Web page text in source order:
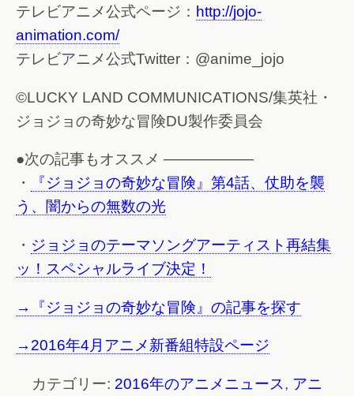
テレビアニメ公式ページ： http://jojo-
animation.com/
テレビアニメ公式Twitter：@anime_jojo
©LUCKY LAND COMMUNICATIONS/集英社・
ジョジョの奇妙な冒険DU製作委員会
●次の記事もオススメ ——————
・
『ジョジョの奇妙な冒険』第4話、仗助を襲
う、闇からの無数の光
・ ジョジョのテーマソングアーティスト再結集
ッ！スペシャルライブ決定！
→『ジョジョの奇妙な冒険』の記事を探す
→2016年4月アニメ新番組特設ページ
カテゴリー: 2016年のアニメニュース, アニ